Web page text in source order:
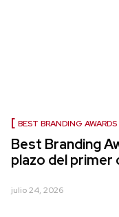
BEST BRANDING AWARDS
Best Branding
plazo del
julio 24, 2026